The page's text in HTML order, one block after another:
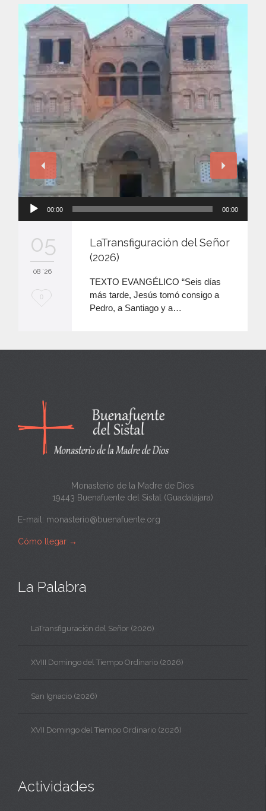
00:00 00:00
05
08 '26
M
n
a
0
LaTransfiguración del Señor
(2026)
TEXTO EVANGÉLICO “Seis días
más tarde, Jesús tomó consigo a
Pedro, a Santiago y a…
Monasterio de la Madre de Dios
19443 Buenafuente del Sistal (Guadalajara)
E-mail: monasterio@buenafuente.org
Cómo llegar →
La Palabra
LaTransfiguración del Señor (2026)
XVIII Domingo del Tiempo Ordinario (2026)
San Ignacio (2026)
XVII Domingo del Tiempo Ordinario (2026)
Actividades